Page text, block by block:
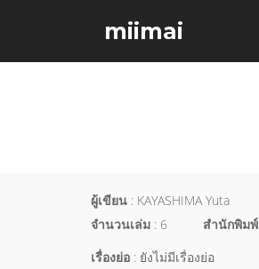
miimai
ผู้เขียน : KAYASHIMA Yuta
จำนวนเล่ม : 6 สำนักพิมพ์
เรื่องย่อ : ยังไม่มีเรื่องย่อ